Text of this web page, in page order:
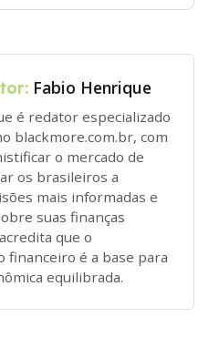
Fabio Henrique
é redator especializado
blackmore.com.br, com
o mercado de
os brasileiros a
mais informadas e
suas finanças
que o
financeiro é a base para
equilibrada.